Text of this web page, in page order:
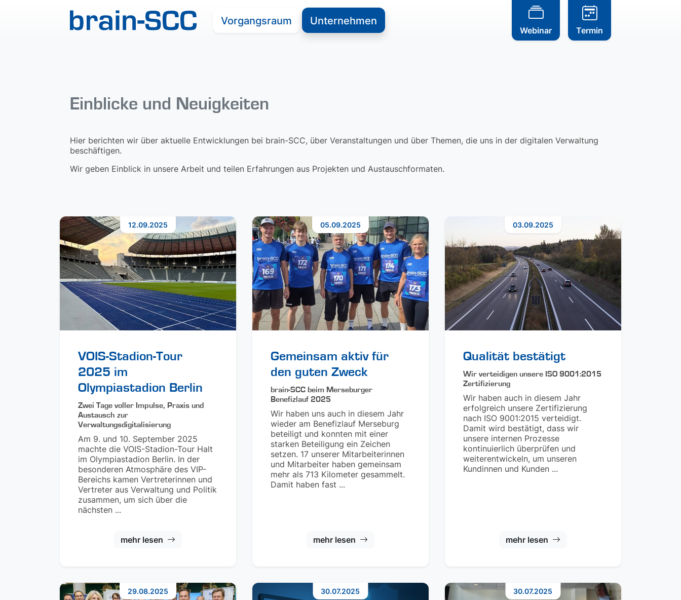
Vorgangsraum Unternehmen
Webinar Termin
Einblicke und Neuigkeiten
Hier berichten wir über aktuelle Entwicklungen bei brain-SCC, über Veranstaltungen und über Themen, die uns in der digitalen Verwaltung
beschäftigen.
Wir geben Einblick in unsere Arbeit und teilen Erfahrungen aus Projekten und Austauschformaten.
VOIS-Stadion-Tour
2025 im
Olympiastadion Berlin
Zwei Tage voller Impulse, Praxis und
Austausch zur
Verwaltungsdigitalisierung
Am 9. und 10. September 2025
machte die VOIS-Stadion-Tour Halt
im Olympiastadion Berlin. In der
besonderen Atmosphäre des VIP-
Bereichs kamen Vertreterinnen und
Vertreter aus Verwaltung und Politik
zusammen, um sich über die
nächsten ...
mehr lesen
12.09.2025
Gemeinsam aktiv für
den guten Zweck
brain-SCC beim Merseburger
Benefizlauf 2025
Wir haben uns auch in diesem Jahr
wieder am Benefizlauf Merseburg
beteiligt und konnten mit einer
starken Beteiligung ein Zeichen
setzen. 17 unserer Mitarbeiterinnen
und Mitarbeiter haben gemeinsam
mehr als 713 Kilometer gesammelt.
Damit haben fast ...
mehr lesen
05.09.2025
Qualität bestätigt
Wir verteidigen unsere ISO 9001:2015
Zertifizierung
Wir haben auch in diesem Jahr
erfolgreich unsere Zertifizierung
nach ISO 9001:2015 verteidigt.
Damit wird bestätigt, dass wir
unsere internen Prozesse
kontinuierlich überprüfen und
weiterentwickeln, um unseren
Kundinnen und Kunden ...
mehr lesen
03.09.2025
29.08.2025 30.07.2025 30.07.2025